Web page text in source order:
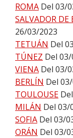
ROMA Del 03/
SALVADOR DE
26/03/2023
TETUÁN Del
TÚNEZ Del
VIENA Del 03/
BERLÍN Del
TOULOUSE
MILÁN Del 03/
SOFIA Del 03/
ORÁN Del 03/